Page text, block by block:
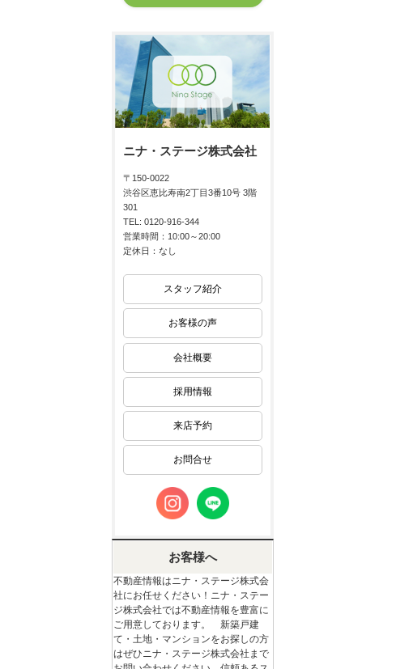
ニナ・ステージ株式会社
〒150-0022
渋谷区恵比寿南2丁目3番10号 3階
301
TEL: 0120-916-344
営業時間：10:00～20:00
定休日：なし
スタッフ紹介
お客様の声
会社概要
採用情報
来店予約
お問合せ
お客様へ
不動産情報はニナ・ステージ株式会
社にお任せください！ニナ・ステー
ジ株式会社では不動産情報を豊富に
ご用意しております。 新築戸建
て・土地・マンションをお探しの方
はぜひニナ・ステージ株式会社まで